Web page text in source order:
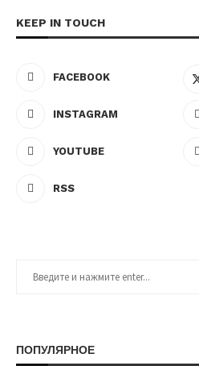
KEEP IN TOUCH
FACEBOOK
INSTAGRAM
YOUTUBE
RSS
ПОПУЛЯРНОЕ